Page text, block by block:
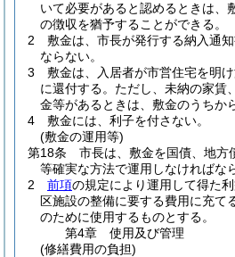
いて必要があると認めるときは、
の徴収を猶予することができる。
2
敷金は、市長が発行する納入通
ならない。
3
敷金は、入居者が市営住宅を明
に還付する。 ただし、未納の家賃
金等があるときは、敷金のうちか
4
敷金には、利子を付さない。
(敷金の運用等)
第18条
市長は、敷金を国債、地方
等確実な方法で運用しなければな
2
前項の規定により運用して得た
区施設の整備に要する費用に充て
のために使用するものとする。
第4章
使用及び管理
(修繕費用の負担)